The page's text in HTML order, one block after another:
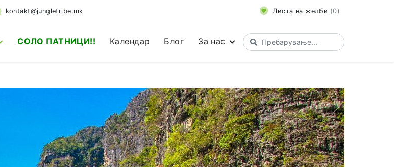
kontakt@jungletribe.mk Листа на желби (0)
СОЛО ПАТНИЦИ!! Календар Блог За нас